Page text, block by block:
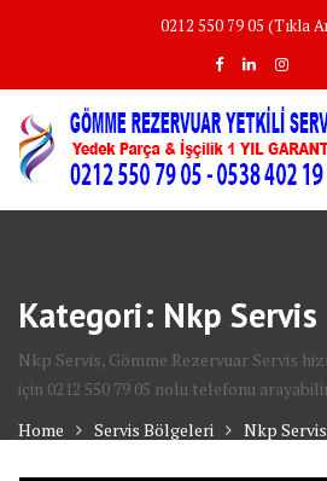
0212 550 79 05 (Tıkla
Kategori: Nkp Servis
Nkp Servis, Gömme Rezervuar Servis
için 0212 550 79 05 nolu telefonu
Home
Servis Bölgeleri Nkp Servis